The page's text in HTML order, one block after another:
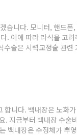
습니다. 모니터, 핸드폰
. 이에 따라 라식을 고
술은 시력교정술 관련
요로 합니다. 검사를 통
합니다. 백내장은 노화
. 지금부터 백내장 수술
백내장은 수정체가 뿌